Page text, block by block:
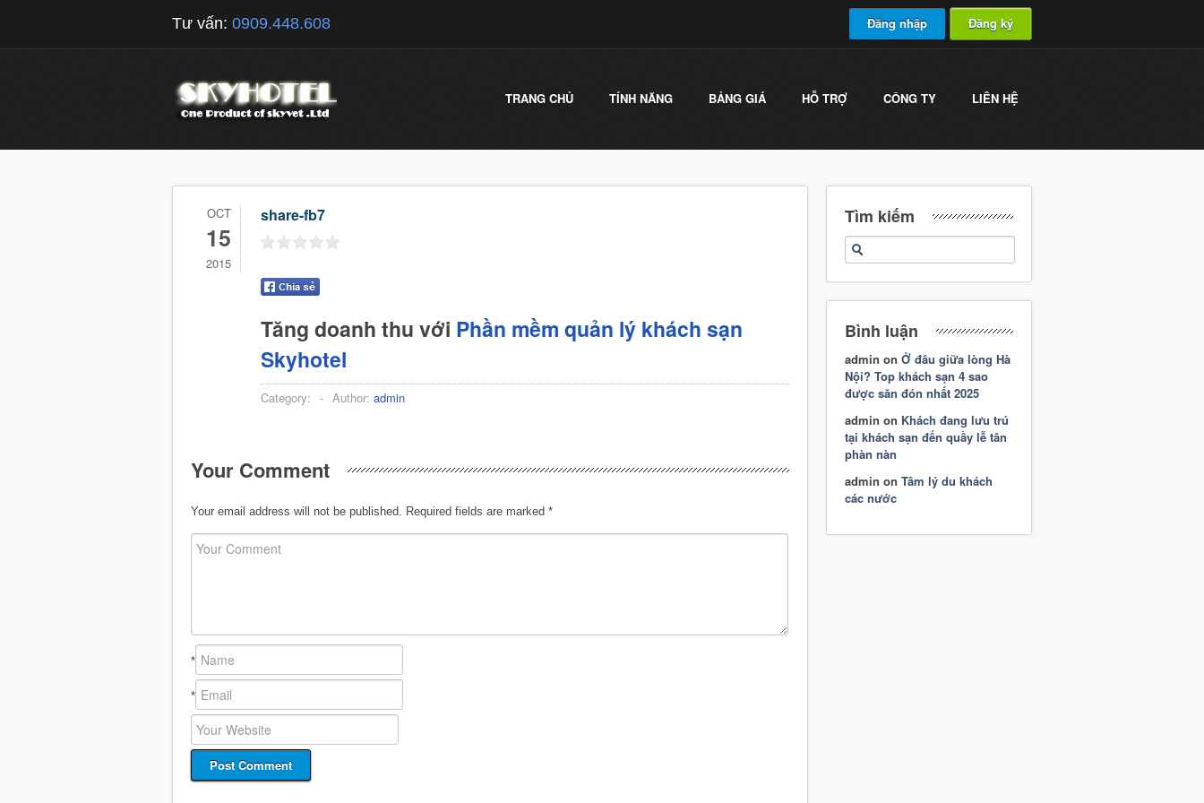
Tư vấn: 0909.448.608 Đăng nhập Đăng ký
TRANG CHỦ TÍNH NĂNG BẢNG GIÁ HỖ TRỢ CÔNG TY LIÊN HỆ
OCT
15
2015
share-fb7
Tăng doanh thu với Phần mềm quản lý khách sạn
Skyhotel
Category: - Author: admin
Your Comment
Your email address will not be published. Required fields are marked *
*
*
Tìm kiếm
Bình luận
admin on Ở đâu giữa lòng Hà
Nội? Top khách sạn 4 sao
được săn đón nhất 2025
admin on Khách đang lưu trú
tại khách sạn đến quầy lễ tân
phàn nàn
admin on Tâm lý du khách
các nước